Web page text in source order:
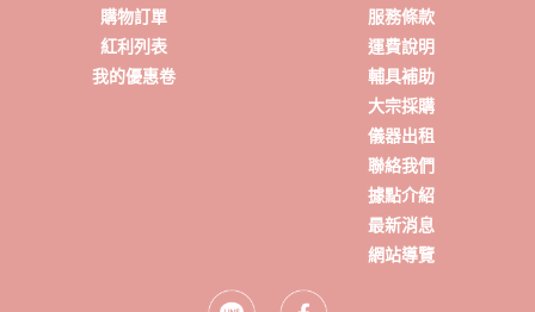
購物訂單
紅利列表
我的優惠卷
服務條款
運費說明
輔具補助
大宗採購
儀器出租
聯絡我們
據點介紹
最新消息
網站導覽